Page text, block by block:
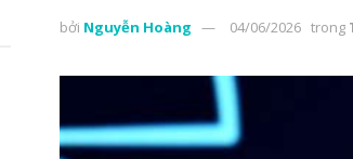
bởi Nguyễn Hoàng 04/06/2026 trong